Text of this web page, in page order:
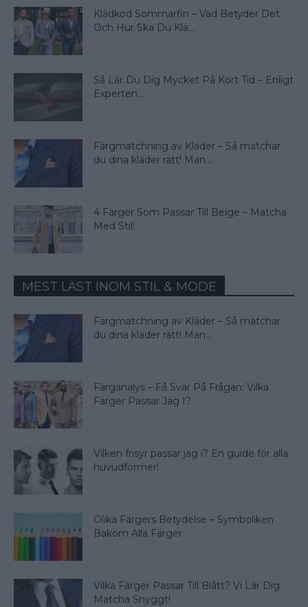
Klädkod Sommarfin – Vad Betyder Det
Och Hur Ska Du Klä...
Så Lär Du Dig Mycket På Kort Tid – Enligt
Experten...
Färgmatchning av Kläder – Så matchar
du dina kläder rätt! Man...
4 Färger Som Passar Till Beige – Matcha
Med Stil!
MEST LÄST INOM STIL & MODE
Färgmatchning av Kläder – Så matchar
du dina kläder rätt! Man...
Färganalys – Få Svar På Frågan: Vilka
Färger Passar Jag I?
Vilken frisyr passar jag i? En guide för alla
huvudformer!
Olika Färgers Betydelse – Symboliken
Bakom Alla Färger
Vilka Färger Passar Till Blått? Vi Lär Dig
Matcha Snyggt!